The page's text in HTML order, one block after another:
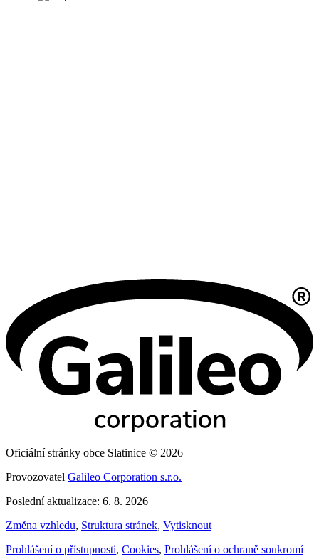
Oficiální stránky obce Slatinice © 2026
Provozovatel Galileo Corporation s.r.o.
Poslední aktualizace: 6. 8. 2026
Změna vzhledu, Struktura stránek, Vytisknout
Prohlášení o přístupnosti, Cookies, Prohlášení o ochraně soukromí